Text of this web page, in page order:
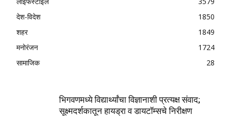
देश-विदेश
1850
शहर
1849
मनोरंजन
1724
सामाजिक
28
भिगवणमध्ये विद्यार्थ्यांचा विज्ञानाशी प्रत्यक्ष संवाद;
सूक्ष्मदर्शकातून हायड्रा व डायटॉम्सचे निरीक्षण